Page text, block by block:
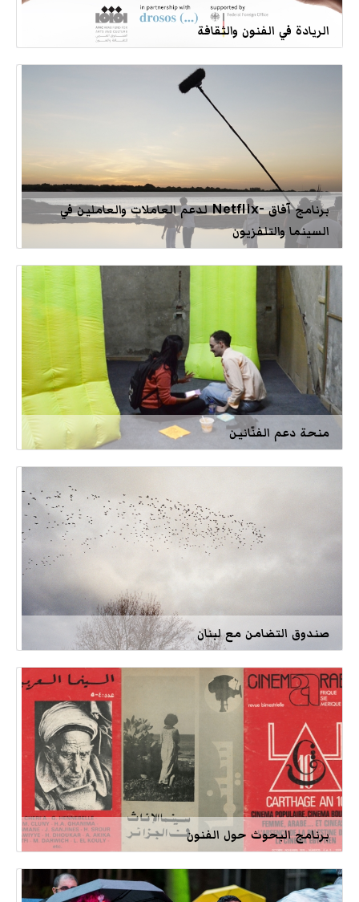
الريادة في الفنون والثقافة
برنامج آفاق -Netflix لدعم العاملات والعاملين في
السينما والتلفزيون
منحة دعم الفنّانين
صندوق التضامن مع لبنان
برنامج البحوث حول الفنون